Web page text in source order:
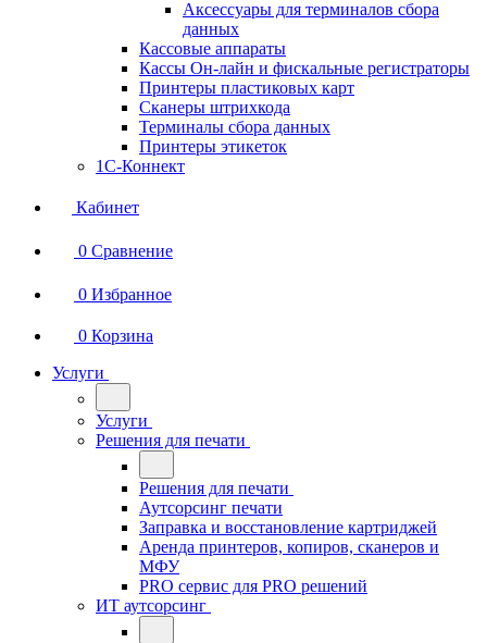
Аксессуары для терминалов сбора
данных
Кассовые аппараты
Кассы Он-лайн и фискальные регистраторы
Принтеры пластиковых карт
Сканеры штрихкода
Терминалы сбора данных
Принтеры этикеток
1С-Коннект
Кабинет
0 Сравнение
0 Избранное
0 Корзина
Услуги
Услуги
Решения для печати
Решения для печати
Аутсорсинг печати
Заправка и восстановление картриджей
Аренда принтеров, копиров, сканеров и
МФУ
PRO сервис для PRO решений
ИТ аутсорсинг